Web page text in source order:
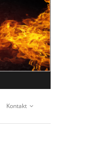
Kontakt